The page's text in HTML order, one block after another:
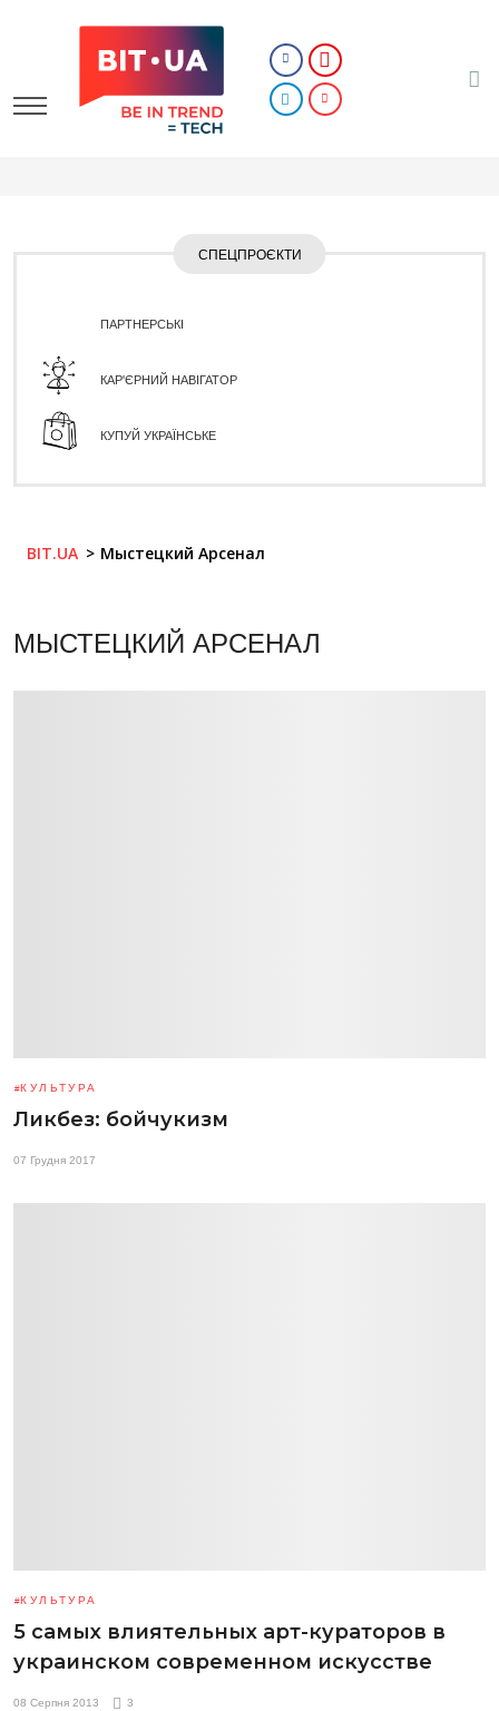
СПЕЦПРОЄКТИ
ПАРТНЕРСЬКІ
КАР'ЄРНИЙ НАВІГАТОР
КУПУЙ УКРАЇНСЬКЕ
BIT.UA Мыстецкий Арсенал
МЫСТЕЦКИЙ АРСЕНАЛ
КУЛЬТУРА
Ликбез: бойчукизм
07 Грудня 2017
КУЛЬТУРА
5 самых влиятельных арт-кураторов в
украинском современном искусстве
08 Серпня 2013 3